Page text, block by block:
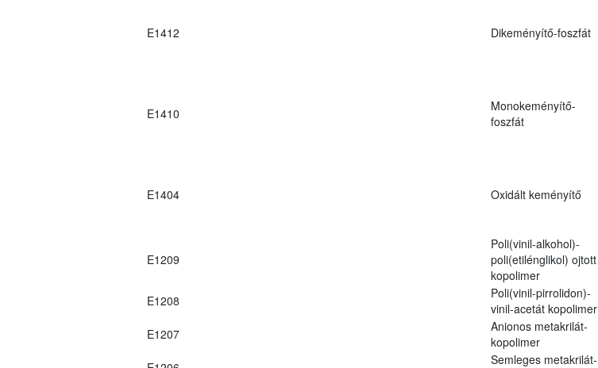
E1412 Dikeményítő-foszfát
E1410
Monokeményítő-
foszfát
E1404 Oxidált keményítő
E1209
Poli(vinil-alkohol)-
poli(etilénglikol) ojtott
kopolimer
E1208
Poli(vinil-pirrolidon)-
vinil-acetát kopolimer
E1207
Anionos metakrilát-
kopolimer
Semleges metakrilát-